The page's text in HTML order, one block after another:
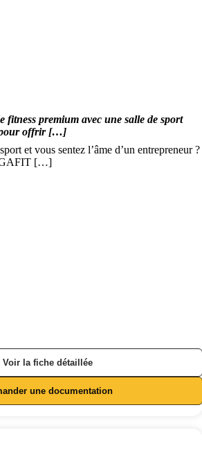
fitness premium avec une salle de sport
pour offrir […]
et vous sentez l’âme d’un entrepreneur ?
[…]
Voir la fiche détaillée
une documentation